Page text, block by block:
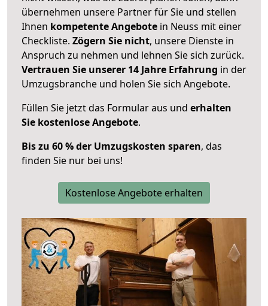
übernehmen unsere Partner für Sie und stellen
Ihnen kompetente Angebote in Neuss mit einer
Checkliste. Zögern Sie nicht, unsere Dienste in
Anspruch zu nehmen und lehnen Sie sich zurück.
Vertrauen Sie unserer 14 Jahre Erfahrung in der
Umzugsbranche und holen Sie sich Angebote.
Füllen Sie jetzt das Formular aus und erhalten
Sie kostenlose Angebote.
Bis zu 60 % der Umzugskosten sparen, das
finden Sie nur bei uns!
Kostenlose Angebote erhalten